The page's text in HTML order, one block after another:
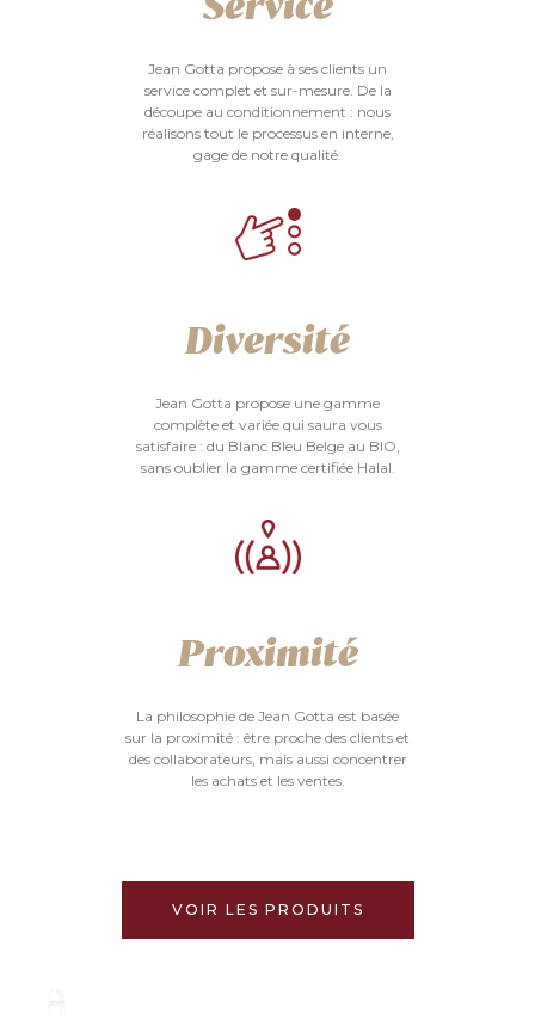
Jean Gotta propose à ses clients un
service complet et sur-mesure. De la
découpe au conditionnement : nous
réalisons tout le processus en interne,
gage de notre qualité.
Diversité
Jean Gotta propose une gamme
complète et variée qui saura vous
satisfaire : du Blanc Bleu Belge au BIO,
sans oublier la gamme certifiée Halal.
Proximité
La philosophie de Jean Gotta est basée
sur la proximité : être proche des clients et
des collaborateurs, mais aussi concentrer
les achats et les ventes.
VOIR LES PRODUITS